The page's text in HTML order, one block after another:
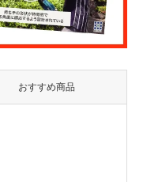
おすすめ商品